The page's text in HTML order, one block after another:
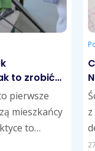
to zrobić
dla
pierwsze
mieszkańcy
to
Jej